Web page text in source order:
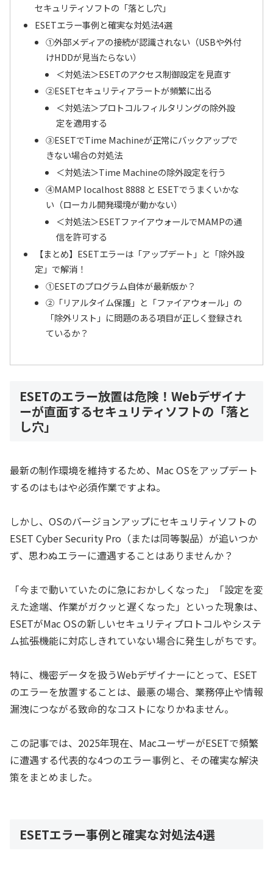
セキュリティソフトの「落とし穴」
ESETエラー事例と確実な対処法4選
①外部メディアの接続が認識されない（USBや外付
けHDDが見当たらない）
＜対処法＞ESETのアクセス制御設定を見直す
②ESETセキュリティアラートが頻繁に出る
＜対処法＞プロトコルフィルタリングの除外設
定を適用する
③ESETでTime Machineが正常にバックアップで
きない場合の対処法
＜対処法＞Time Machineの除外設定を行う
④MAMP localhost 8888 と ESETでうまくいかな
い（ローカル開発環境が動かない）
＜対処法＞ESETファイアウォールでMAMPの通
信を許可する
【まとめ】ESETエラーは「アップデート」と「除外設
定」で解消！
①ESETのプログラム自体が最新版か？
②「リアルタイム保護」と「ファイアウォール」の
「除外リスト」に問題のある項目が正しく登録され
ているか？
ESETのエラー放置は危険！Webデザイナ
ーが直面するセキュリティソフトの「落と
し穴」
最新の制作環境を維持するため、Mac OSをアップデート
するのはもはや必須作業ですよね。
しかし、OSのバージョンアップにセキュリティソフトの
ESET Cyber Security Pro（または同等製品）が追いつか
ず、思わぬエラーに遭遇することはありませんか？
「今まで動いていたのに急におかしくなった」「設定を変
えた途端、作業がガクッと遅くなった」といった現象は、
ESETがMac OSの新しいセキュリティプロトコルやシステ
ム拡張機能に対応しきれていない場合に発生しがちです。
特に、機密データを扱うWebデザイナーにとって、ESET
のエラーを放置することは、最悪の場合、業務停止や情報
漏洩につながる致命的なコストになりかねません。
この記事では、2025年現在、MacユーザーがESETで頻繁
に遭遇する代表的な4つのエラー事例と、その確実な解決
策をまとめました。
ESETエラー事例と確実な対処法4選